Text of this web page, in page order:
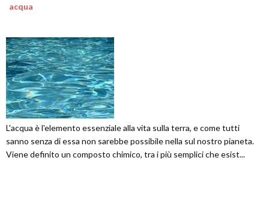
acqua
L'acqua è l'elemento essenziale alla vita sulla terra, e come tutti
sanno senza di essa non sarebbe possibile nella sul nostro pianeta.
Viene definito un composto chimico, tra i più semplici che esist...